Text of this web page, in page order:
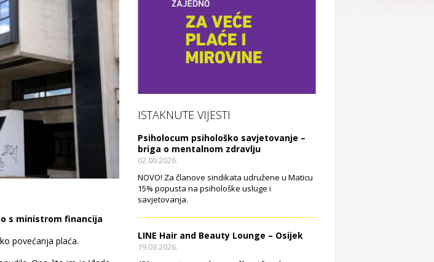
s ministrom financija
povećanja plaća.
ISTAKNUTE VIJESTI
Psiholocum psihološko savjetovanje –
briga o mentalnom zdravlju
02.06.2026.
NOVO! Za članove sindikata udružene u Maticu
15% popusta na psihološke usluge i
savjetovanja.
LINE Hair and Beauty Lounge – Osijek
19.03.2026.